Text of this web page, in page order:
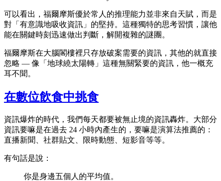
可以看出，福爾摩斯優於常人的推理能力並非來自天賦，而是
對「有意識地吸收資訊」的堅持。這種獨特的思考習慣，讓他
能在關鍵時刻迅速做出判斷，解開複雜的謎團。
福爾摩斯在大腦閣樓裡只存放破案需要的資訊，其他的就直接
忽略 — 像「地球繞太陽轉」這種無關緊要的資訊，他一概充
耳不聞。
在數位飲食中挑食
資訊爆炸的時代，我們每天都要被無止境的資訊轟炸。大部分
資訊要嘛是在過去 24 小時內產生的，要嘛是演算法推薦的：
直播新聞、社群貼文、限時動態、短影音等等。
有句話是說：
你是身邊五個人的平均值。